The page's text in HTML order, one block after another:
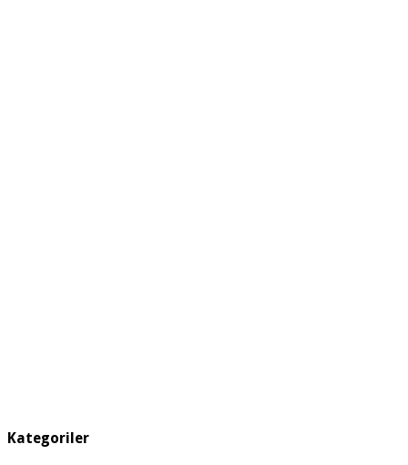
Kategoriler